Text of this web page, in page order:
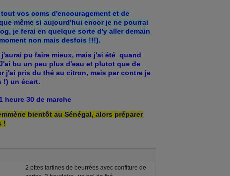
vos coms d'encouragement et de
même si aujourd'hui encor je ne pourrai
je ferai en quelque sorte d'y aller demain
non mais desfois !!!).
j'aurai pu faire mieux, mais j'ai été quand
bu un peu plus d'eau et plutot que de
j'ai pris du thé au citron, mais par contre je
!) un écart.
heure 30 de marche
bientôt au Sénégal, alors préparer
!
2 pttes tartines de beurrées avec confiture de